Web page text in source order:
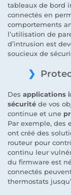
tableaux de bord
connectés en
comportements
l’utilisation de
d’intrusion est
soucieux de
Des applications
sécurité de vos
continue et une
Par exemple, des
ont créé des
routeur pour
continu leur
du firmware est
connectés
thermostats